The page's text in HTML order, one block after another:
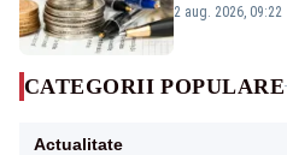
viitoare?
2 aug. 2026, 09:22
CATEGORII POPULARE
Actualitate